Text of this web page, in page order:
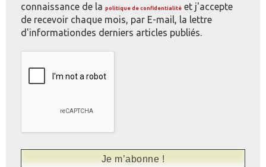
connaissance de la politique de confidentialité et j'accepte
de recevoir chaque mois, par E-mail, la lettre
d'informationdes derniers articles publiés.